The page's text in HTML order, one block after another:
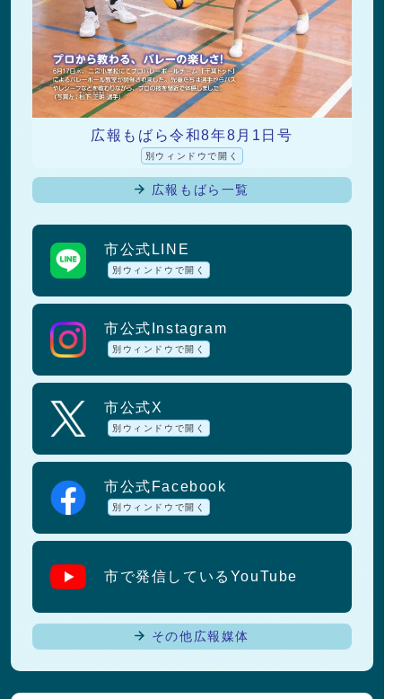
広報もばら令和8年8月1日号
別ウィンドウで開く
広報もばら一覧
sns
市公式LINE
別ウィンドウで開く
市公式Instagram
別ウィンドウで開く
市公式X
別ウィンドウで開く
市公式Facebook
別ウィンドウで開く
市で発信しているYouTube
その他広報媒体